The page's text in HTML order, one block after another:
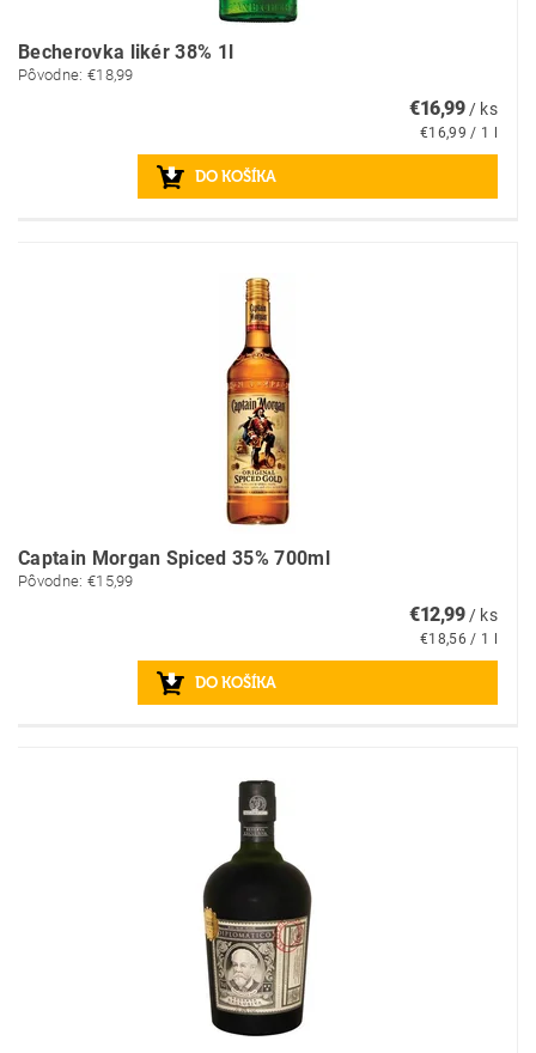
Becherovka likér 38% 1l
Pôvodne: €18,99
€16,99/ ks
€16,99 / 1 l
Captain Morgan Spiced 35% 700ml
Pôvodne: €15,99
€12,99 / ks
€18,56 / 1 l